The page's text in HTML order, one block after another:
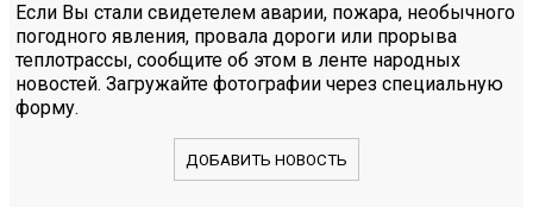
Если Вы стали свидетелем аварии, пожара, необычного
погодного явления, провала дороги или прорыва
теплотрассы, сообщите об этом в ленте народных
новостей. Загружайте фотографии через специальную
форму.
ДОБАВИТЬ НОВОСТЬ